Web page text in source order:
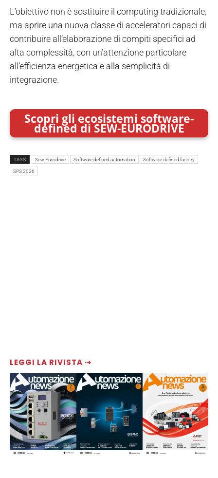
LEGGI LA RIVISTA ⇢
L’obiettivo non è sostituire il computing tradizionale,
ma aprire una nuova classe di acceleratori capaci di
contribuire all’elaborazione di compiti specifici ad
alta complessità, con un’attenzione particolare
all’efficienza energetica e alla semplicità di
integrazione.
Scopri gli ecosistemi software-
defined di SEW-EURODRIVE
TAGS Sew Eurodrive Software defined automation Software defined factory
SPS 2026